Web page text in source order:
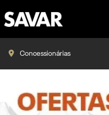
Concessionárias